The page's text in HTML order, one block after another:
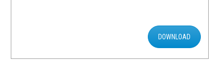
DOWNLOAD